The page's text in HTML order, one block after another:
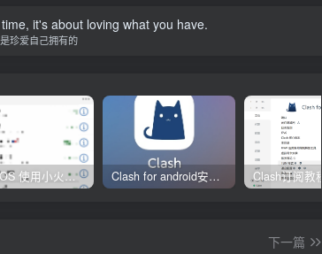
it's about loving what you have.
珍爱自己拥有的
苹果 iOS 使用小火箭(shadowrocket)新手教程 Clash for android安卓客户端保姆级新手使用教程
下一篇